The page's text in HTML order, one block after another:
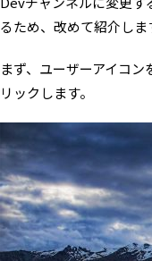
るため、改めて紹介しま
まず、ユーザーアイコ
リックします。